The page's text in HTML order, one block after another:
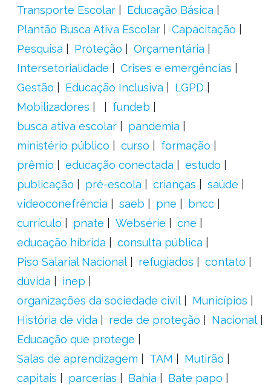
Transporte Escolar
Educação Básica
Plantão Busca Ativa Escolar
Capacitação
Pesquisa
Proteção
Orçamentária
Intersetorialidade
Crises e emergências
Gestão
Educação Inclusiva
LGPD
Mobilizadores
fundeb
busca ativa escolar
pandemia
ministério público
curso
formação
prêmio
educação conectada
estudo
publicação
pré-escola crianças
saúde
videoconefrência
saeb pne
bncc
currículo
pnate Websérie
cne
educação híbrida
consulta pública
Piso Salarial Nacional
refugiados
contato
dúvida
inep
organizações da sociedade civil
Municípios
História de vida
rede de proteção
Nacional
Educação que protege
Salas de aprendizagem
TAM
Mutirão
capitais
parcerias Bahia
Bate papo